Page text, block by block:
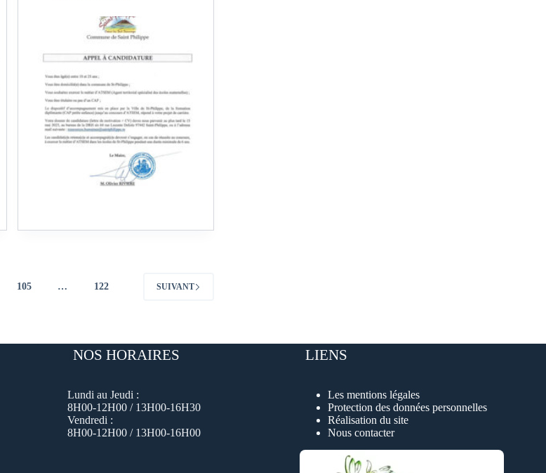
105 … 122 SUIVANT
NOS HORAIRES
Lundi au Jeudi :
8H00-12H00 / 13H00-16H30
Vendredi :
8H00-12H00 / 13H00-16H00
LIENS
Les mentions légales
Protection des données personnelles
Réalisation du site
Nous contacter